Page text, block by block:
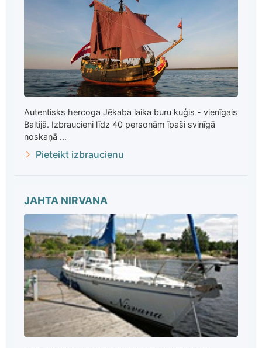
Autentisks hercoga Jēkaba laika buru kuģis - vienīgais
Baltijā. Izbraucieni līdz 40 personām īpaši svinīgā
noskaņā ...
Pieteikt izbraucienu
JAHTA NIRVANA